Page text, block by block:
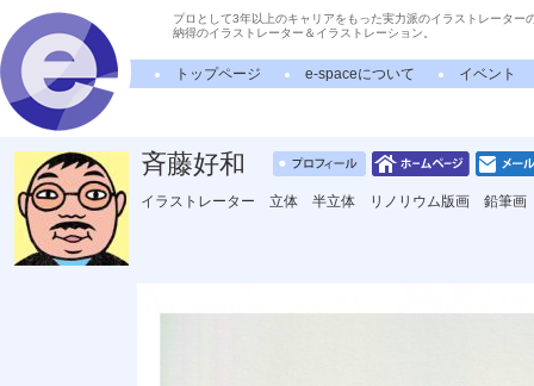
プロとして3年以上のキャリアをもった実力派のイラストレーター
納得のイラストレーター＆イラストレーション。
トップページ e-spaceについて イベント
斉藤好和
イラストレーター 立体 半立体 リノリウム版画 鉛筆画